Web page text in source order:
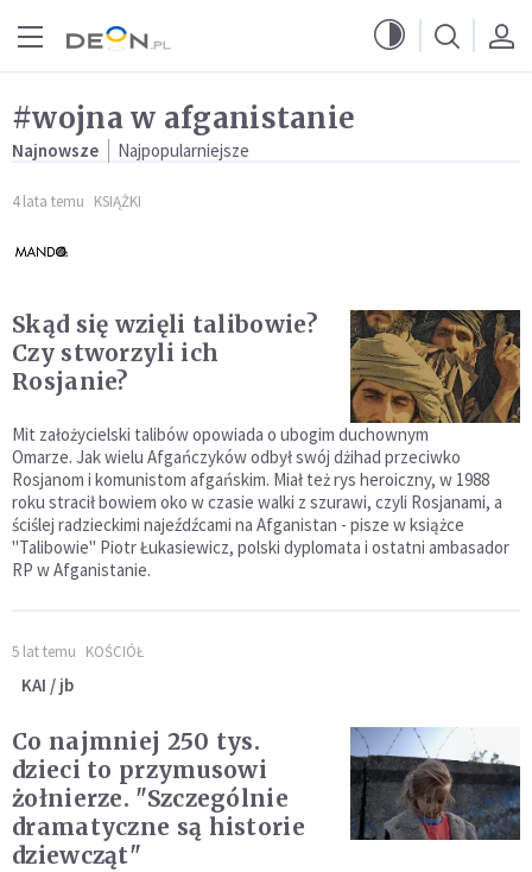
#wojna w afganistanie
Najnowsze Najpopularniejsze
4 lata temu KSIĄŻKI
Skąd się wzięli talibowie?
Czy stworzyli ich
Rosjanie?
Mit założycielski talibów opowiada o ubogim duchownym
Omarze. Jak wielu Afgańczyków odbył swój dżihad przeciwko
Rosjanom i komunistom afgańskim. Miał też rys heroiczny, w 1988
roku stracił bowiem oko w czasie walki z szurawi, czyli Rosjanami, a
ściślej radzieckimi najeźdźcami na Afganistan - pisze w książce
"Talibowie" Piotr Łukasiewicz, polski dyplomata i ostatni ambasador
RP w Afganistanie.
5 lat temu KOŚCIÓŁ
KAI / jb
Co najmniej 250 tys.
dzieci to przymusowi
żołnierze. "Szczególnie
dramatyczne są historie
dziewcząt"